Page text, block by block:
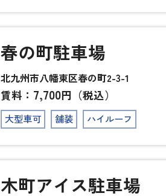
春の町駐車場
北九州市八幡東区春の町2-3-1
賃料： 7,700円（税込）
大型車可 舗装 ハイルーフ
木町アイス駐車場